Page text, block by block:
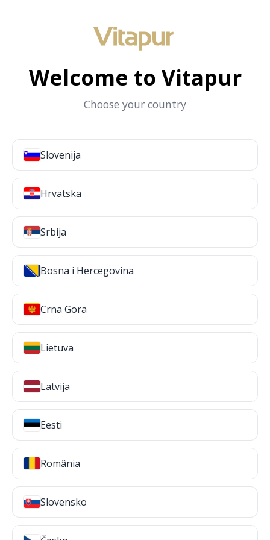
Welcome to Vitapur
Choose your country
Slovenija
Hrvatska
Srbija
Bosna i Hercegovina
Crna Gora
Lietuva
Latvija
Eesti
România
Slovensko